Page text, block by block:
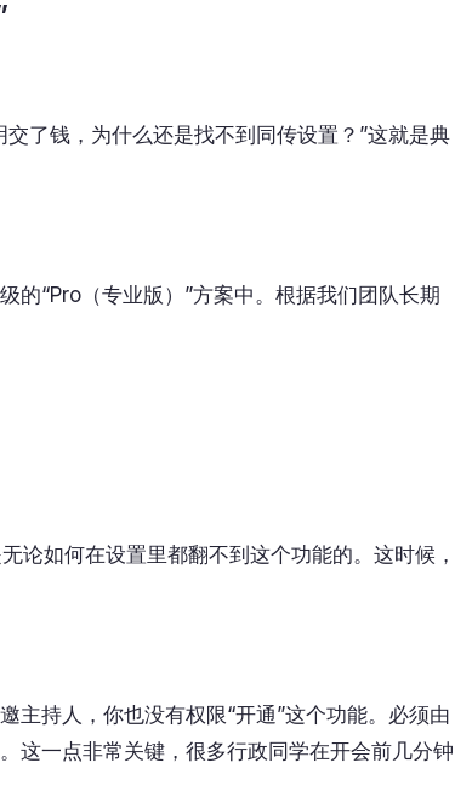
了钱，为什么还是找不到同传设置？”这就是典
的“Pro（专业版）”方案中。根据我们团队长期
论如何在设置里都翻不到这个功能的。这时候，
主持人，你也没有权限“开通”这个功能。必须由
这一点非常关键，很多行政同学在开会前几分钟